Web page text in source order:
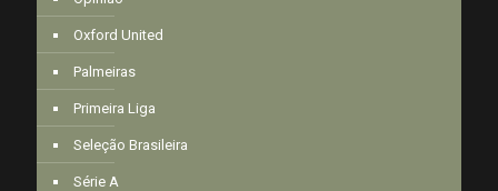
Oxford United
Palmeiras
Primeira Liga
Seleção Brasileira
Série A